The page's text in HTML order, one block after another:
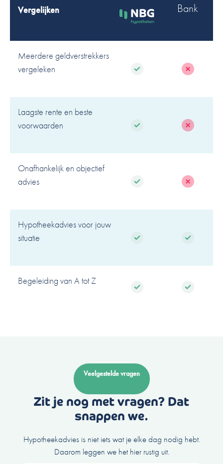
Vergelijken Bank
Meerdere geldverstrekkers
vergeleken
Laagste rente en beste
voorwaarden
Onafhankelijk en objectief
advies
Hypotheekadvies voor jouw
situatie
Begeleiding van A tot Z
Veelgestelde vragen
Zit je nog met vragen? Dat
snappen we.
Hypotheekadvies is niet iets wat je elke dag nodig hebt.
Daarom leggen we het hier rustig uit.